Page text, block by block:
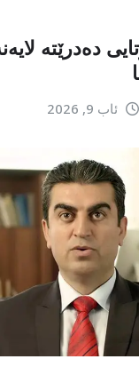
دەدرێتە
ئاب 9, 2026